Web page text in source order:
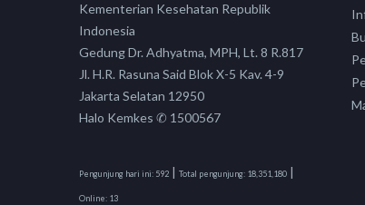
Kementerian Kesehatan Republik
Indonesia
Gedung Dr. Adhyatma, MPH, Lt. 8 R.817
Jl. H.R. Rasuna Said Blok X-5 Kav. 4-9
Jakarta Selatan 12950
Halo Kemkes ✆ 1500567
Pengunjung hari ini: 592 | Total pengunjung: 18,351,180 |
Online: 13